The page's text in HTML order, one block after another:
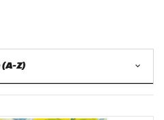
(A-Z)
Z)